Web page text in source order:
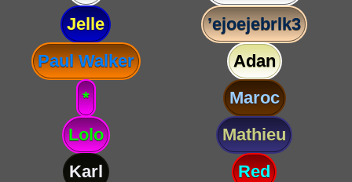
Jelle
’ejoejebrlk3
Paul Walker
Adan
*
Maroc
Lolo
Mathieu
Karl
Red